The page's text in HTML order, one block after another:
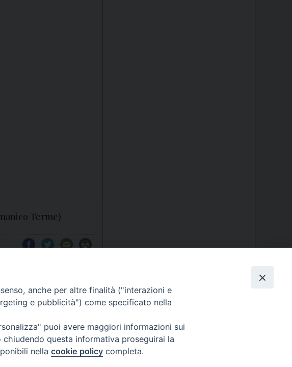
Terme)
VASTO -Informativa sulla privacy - Note Legali - Cookies Policy
anche per altre finalità ("interazioni e
e pubblicità") come specificato nella
puoi avere maggiori informazioni sui
questa informativa proseguirai la
nella cookie policy completa.